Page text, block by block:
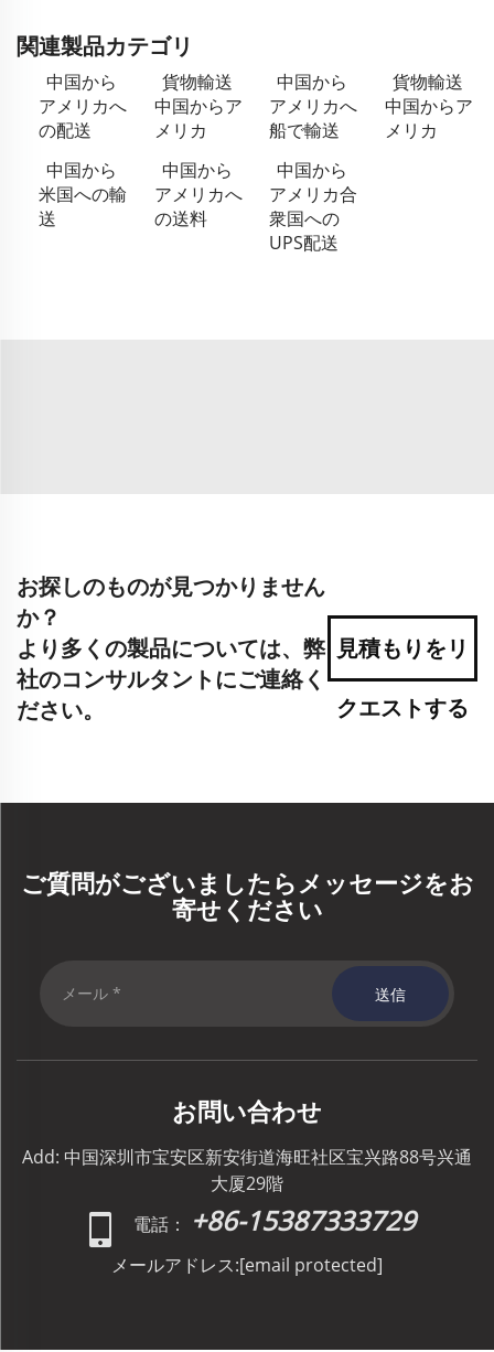
関連製品カテゴリ
中国から
アメリカへ
の配送
貨物輸送
中国からア
メリカ
中国から
アメリカへ
船で輸送
貨物輸送
中国からア
メリカ
中国から
米国への輸
送
中国から
アメリカへ
の送料
中国から
アメリカ合
衆国への
UPS配送
お探しのものが見つかりません
か？
より多くの製品については、弊
社のコンサルタントにご連絡く
ださい。
見積もりをリ
クエストする
ご質問がございましたらメッセージをお
寄せください
送信
お問い合わせ
Add: 中国深圳市宝安区新安街道海旺社区宝兴路88号兴通
大厦29階
電話：
+86-15387333729
メールアドレス:[email protected]